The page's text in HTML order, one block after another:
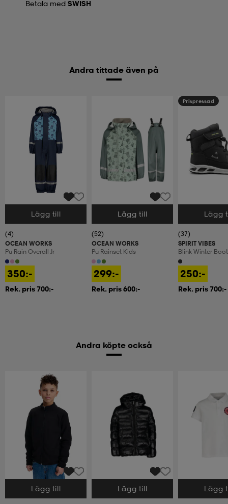
Betala med SWISH
Andra tittade även på
Välj storlek
Lägg till
(4)
OCEAN WORKS
Pu Rain Overall Jr
350:-
Rek. pris 700:-
Välj storlek
Lägg till
(52)
OCEAN WORKS
Pu Rainset Kids
299:-
Rek. pris 600:-
Prispressad
Välj storlek
Lägg
(37)
SPIRIT VIBES
Blink Winter
250:-
Rek. pris 700:-
Andra köpte också
Välj storlek
Lägg till Välj storlek
Lägg till Välj storlek
Lägg